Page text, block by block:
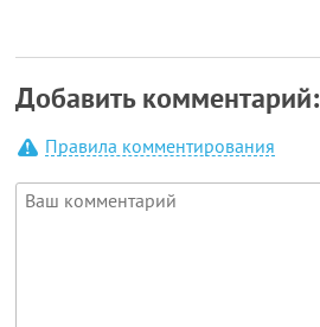
Добавить комментарий:
Правила комментирования